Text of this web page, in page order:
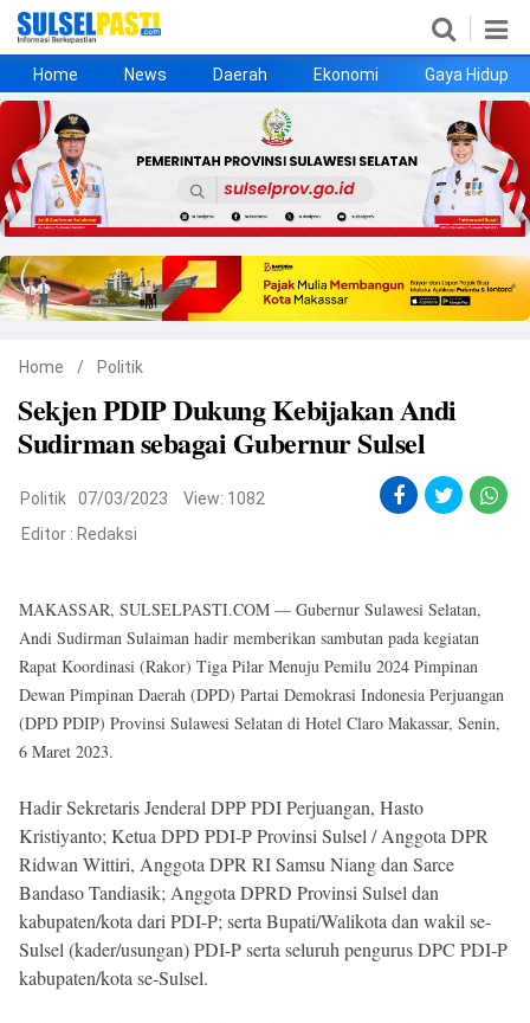
Home
News
Daerah
Ekonomi
Gaya Hidup
Kesehatan
Metro
Nasional
Hukrim
Olahraga
Politik
UMKM
Opini
©
Copyright
2026
All
Reserved
Home News Daerah Ekonomi Gaya Hidup
Home / Politik
Sekjen PDIP Dukung Kebijakan Andi
Sudirman sebagai Gubernur Sulsel
Politik 07/03/2023
View: 1082
Editor : Redaksi
MAKASSAR, SULSELPASTI.COM — Gubernur Sulawesi Selatan,
Andi Sudirman Sulaiman hadir memberikan sambutan pada kegiatan
Rapat Koordinasi (Rakor) Tiga Pilar Menuju Pemilu 2024 Pimpinan
Dewan Pimpinan Daerah (DPD) Partai Demokrasi Indonesia Perjuangan
(DPD PDIP) Provinsi Sulawesi Selatan di Hotel Claro Makassar, Senin,
6 Maret 2023.
Hadir Sekretaris Jenderal DPP PDI Perjuangan, Hasto
Kristiyanto; Ketua DPD PDI-P Provinsi Sulsel / Anggota DPR
Ridwan Wittiri, Anggota DPR RI Samsu Niang dan Sarce
Bandaso Tandiasik; Anggota DPRD Provinsi Sulsel dan
kabupaten/kota dari PDI-P; serta Bupati/Walikota dan wakil se-
Sulsel (kader/usungan) PDI-P serta seluruh pengurus DPC PDI-P
kabupaten/kota se-Sulsel.